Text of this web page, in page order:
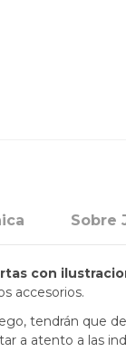
Sobre
con
accesorios.
tendrán que
a atento a las